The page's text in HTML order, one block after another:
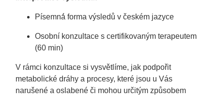
Písemná́ forma výsledů v českém jazyce
Osobní konzultace s certifikovaným terapeutem
(60 min)
V rámci konzultace si vysvětlíme, jak podpořit
metabolické dráhy a procesy, které jsou u Vás
narušené a oslabené či mohou určitým způsobem